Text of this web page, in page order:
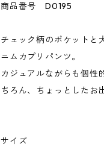
商品番号 D0195
チェック柄のポケットと
ニムカプリパンツ。
カジュアルながらも個性
ちろん、ちょっとしたお
サイズ